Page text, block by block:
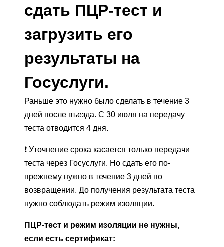
сдать ПЦР-тест и
загрузить его
результаты на
Госуслуги.
Раньше это нужно было сделать в течение 3
дней после въезда. С 30 июля на передачу
теста отводится 4 дня.
❗️ Уточнение срока касается только передачи
теста через Госуслуги. Но сдать его по-
прежнему нужно в течение 3 дней по
возвращении. До получения результата теста
нужно соблюдать режим изоляции.
ПЦР-тест и режим изоляции не нужны,
если есть сертификат: